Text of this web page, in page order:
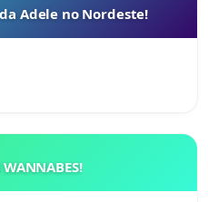
Adele no Nordeste!